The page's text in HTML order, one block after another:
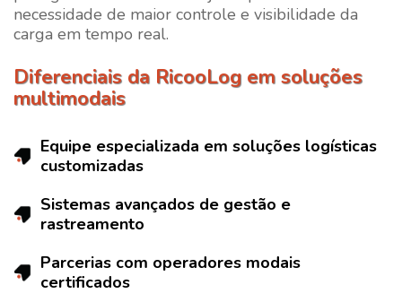
necessidade de maior controle e visibilidade da
carga em tempo real.
Diferenciais da RicooLog em soluções
multimodais
Equipe especializada em soluções logísticas
customizadas
Sistemas avançados de gestão e
rastreamento
Parcerias com operadores modais
certificados